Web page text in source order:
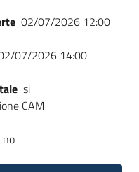
02/07/2026 12:00
07/2026 14:00
si
CAM
no